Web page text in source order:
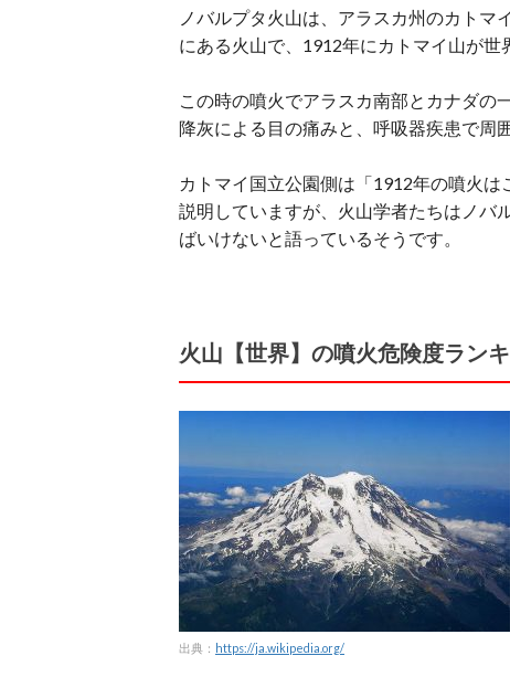
ノバルプタ火山は、アラスカ州のカトマ
にある火山で、1912年にカトマイ山が世
この時の噴火でアラスカ南部とカナダの
降灰による目の痛みと、呼吸器疾患で周
カトマイ国立公園側は「1912年の噴火
説明していますが、火山学者たちはノバ
ばいけないと語っているそうです。
火山【世界】の噴火危険度ラン
出典： https://ja.wikipedia.org/